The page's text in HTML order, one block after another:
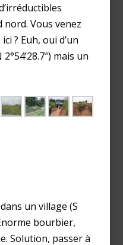
Vous venez
? Euh, oui d’un
mais un
un village (S
bourbier,
Solution, passer à